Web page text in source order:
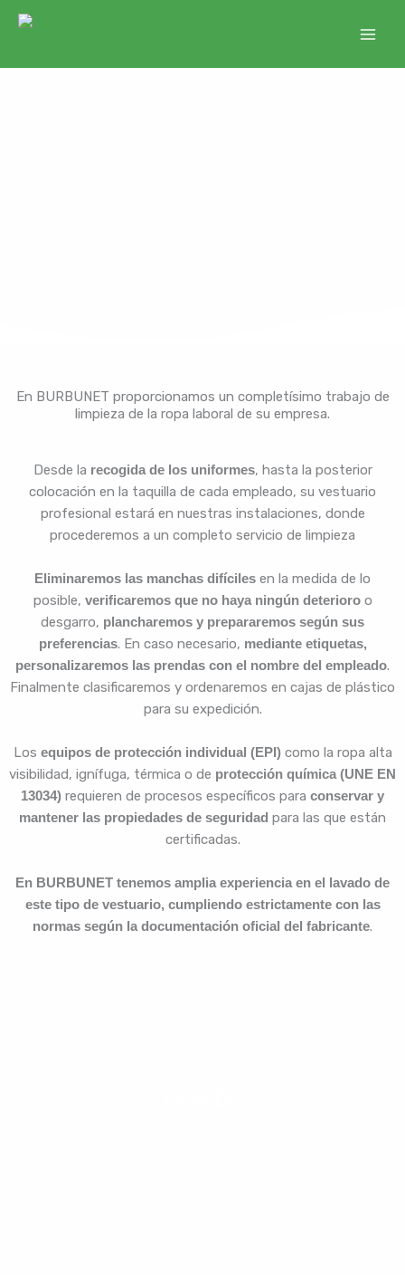
En BURBUNET proporcionamos un completísimo trabajo de
limpieza de la ropa laboral de su empresa.
Desde la recogida de los uniformes, hasta la posterior
colocación en la taquilla de cada empleado, su vestuario
profesional estará en nuestras instalaciones, donde
procederemos a un completo servicio de limpieza
Eliminaremos las manchas difíciles en la medida de lo
posible, verificaremos que no haya ningún deterioroo
desgarro, plancharemos y prepararemos según sus
preferencias. En caso necesario, mediante etiquetas,
personalizaremos las prendas con el nombre del empleado.
Finalmente clasificaremos y ordenaremos en cajas de plástico
para su expedición.
Los equipos de protección individual (EPI)como la ropa alta
visibilidad, ignífuga, térmica o de protección química (UNE EN
13034) requieren de procesos específicos para conservar y
mantener las propiedades de seguridad para las que están
certificadas.
En BURBUNET tenemos amplia experiencia en el lavado de
este tipo de vestuario, cumpliendo estrictamente con las
normas según la documentación oficial del fabricante.